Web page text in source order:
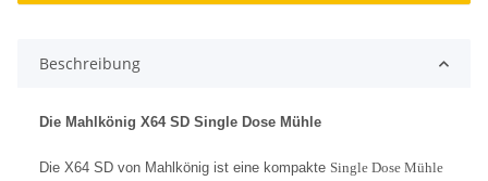
Beschreibung
Die Mahlkönig X64 SD Single Dose Mühle
Die X64 SD von Mahlkönig ist eine kompakte Single Dose Mühle